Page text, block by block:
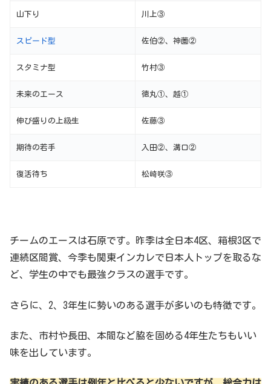
山下り 川上③
スピード型 佐伯②、神薗②
スタミナ型 竹村③
未来のエース 徳丸①、越①
伸び盛りの上級生 佐藤③
期待の若手 入田②、溝口②
復活待ち 松崎咲③
チームのエースは石原です。昨季は全日本4区、箱根3区で
連続区間賞、今季も関東インカレで日本人トップを取るな
ど、学生の中でも最強クラスの選手です。
さらに、2、3年生に勢いのある選手が多いのも特徴です。
また、市村や長田、本間など脇を固める4年生たちもいい
味を出しています。